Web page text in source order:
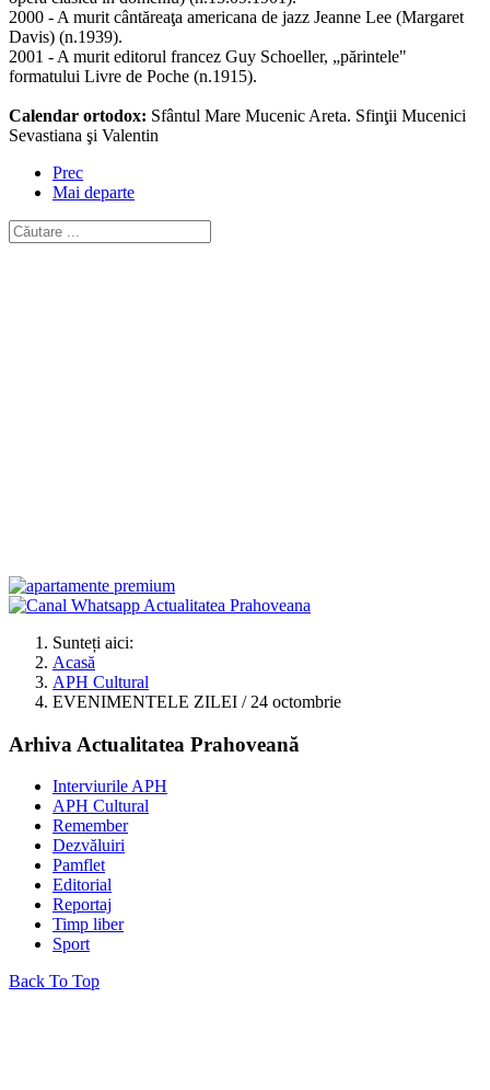
2000 - A murit cântăreaţa americana de jazz Jeanne Lee (Margaret
Davis) (n.1939).
2001 - A murit editorul francez Guy Schoeller, „părintele"
formatului Livre de Poche (n.1915).
Calendar ortodox: Sfântul Mare Mucenic Areta. Sfinţii Mucenici
Sevastiana şi Valentin
Prec
Mai departe
Sunteți aici:
Acasă
APH Cultural
EVENIMENTELE ZILEI / 24 octombrie
Arhiva Actualitatea Prahoveană
Interviurile APH
APH Cultural
Remember
Dezvăluiri
Pamflet
Editorial
Reportaj
Timp liber
Sport
Back To Top